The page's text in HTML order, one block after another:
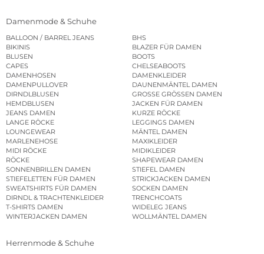
Damenmode & Schuhe
BALLOON / BARREL JEANS
BHS
BIKINIS
BLAZER FÜR DAMEN
BLUSEN
BOOTS
CAPES
CHELSEABOOTS
DAMENHOSEN
DAMENKLEIDER
DAMENPULLOVER
DAUNENMÄNTEL DAMEN
DIRNDLBLUSEN
GROSSE GRÖSSEN DAMEN
HEMDBLUSEN
JACKEN FÜR DAMEN
JEANS DAMEN
KURZE RÖCKE
LANGE RÖCKE
LEGGINGS DAMEN
LOUNGEWEAR
MÄNTEL DAMEN
MARLENEHOSE
MAXIKLEIDER
MIDI RÖCKE
MIDIKLEIDER
RÖCKE
SHAPEWEAR DAMEN
SONNENBRILLEN DAMEN
STIEFEL DAMEN
STIEFELETTEN FÜR DAMEN
STRICKJACKEN DAMEN
SWEATSHIRTS FÜR DAMEN
SOCKEN DAMEN
DIRNDL & TRACHTENKLEIDER
TRENCHCOATS
T-SHIRTS DAMEN
WIDELEG JEANS
WINTERJACKEN DAMEN
WOLLMÄNTEL DAMEN
Herrenmode & Schuhe